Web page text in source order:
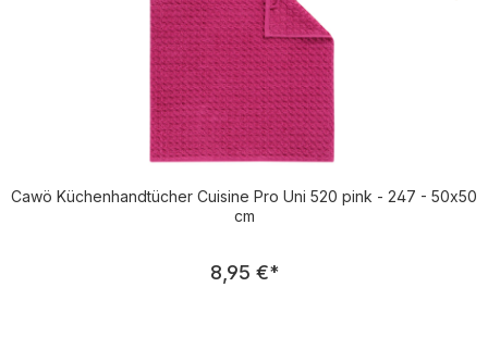
Cawö Küchenhandtücher Cuisine Pro Uni 520 pink - 247 - 50x50
cm
Regulärer Preis:
8,95 €*